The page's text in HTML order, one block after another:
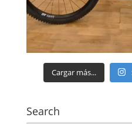
Cargar más...
Search